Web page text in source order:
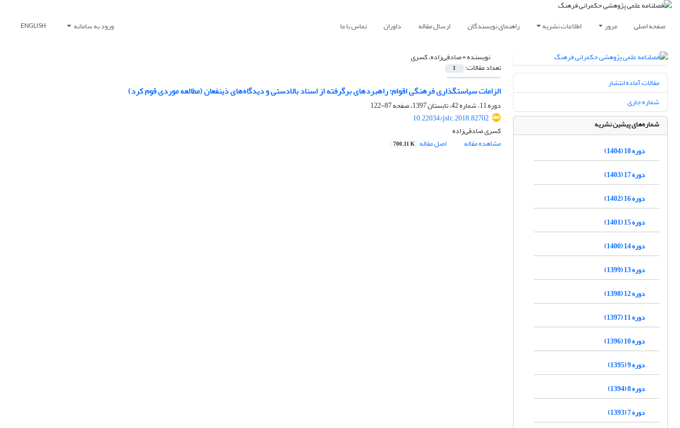
صفحه اصلی مرور اطلاعات نشریه راهنمای نویسندگان ارسال مقاله داوران تماس با ما ورود به سامانه ENGLISH
نویسنده =صادقی‌زاده، کسری
تعداد مقالات: 1
الزامات سیاستگذاری فرهنگی اقوام؛ راهبردهای برگرفته از اسناد بالادستی و دیدگاه‌های ذینفعان (مطالعه موردی قوم کرد)
دوره 11، شماره 42، تابستان 1397، صفحه
87-122
10.22034/jsfc.2018.82702
کسری صادقی‌زاده
مشاهده مقاله
اصل مقاله 700.11 K
مقالات آماده انتشار
شماره جاری
شماره‌های پیشین نشریه
دوره 18 (1404)
دوره 17 (1403)
دوره 16 (1402)
دوره 15 (1401)
دوره 14 (1400)
دوره 13 (1399)
دوره 12 (1398)
دوره 11 (1397)
دوره 10 (1396)
دوره 9 (1395)
دوره 8 (1394)
دوره 7 (1393)